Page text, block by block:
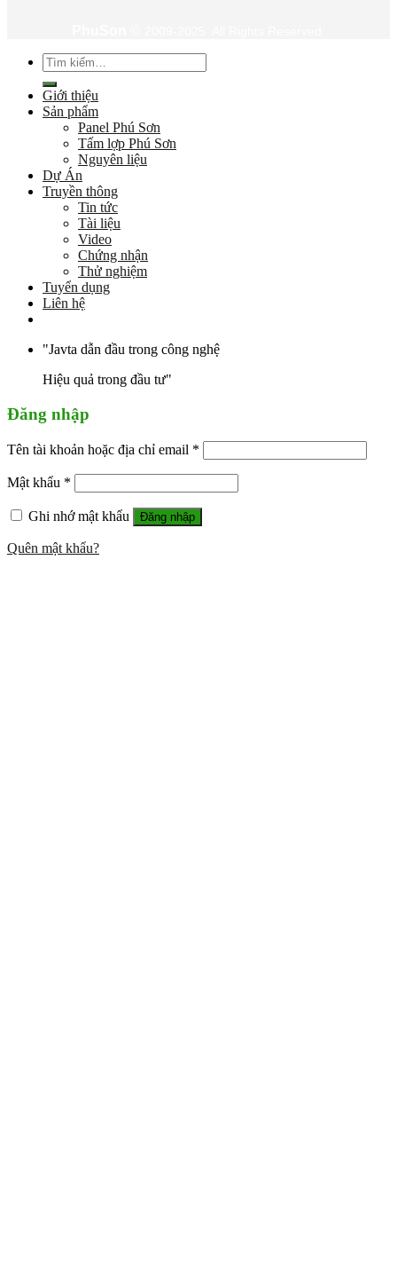
Tìm
kiếm:
Giới thiệu
Sản phẩm
Panel Phú Sơn
Tấm lợp Phú Sơn
Nguyên liệu
Dự Án
Truyền thông
Tin tức
Tài liệu
Video
Chứng nhận
Thử nghiệm
Tuyển dụng
Liên hệ
"Javta dẫn đầu trong công nghệ
Hiệu quả trong đầu tư"
Đăng nhập
Tên tài khoản hoặc địa chỉ email *
Mật khẩu *
Ghi nhớ mật khẩu Đăng nhập
Quên mật khẩu?